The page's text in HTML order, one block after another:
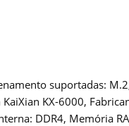
suportadas:
KX-6000,
DDR4, Memória